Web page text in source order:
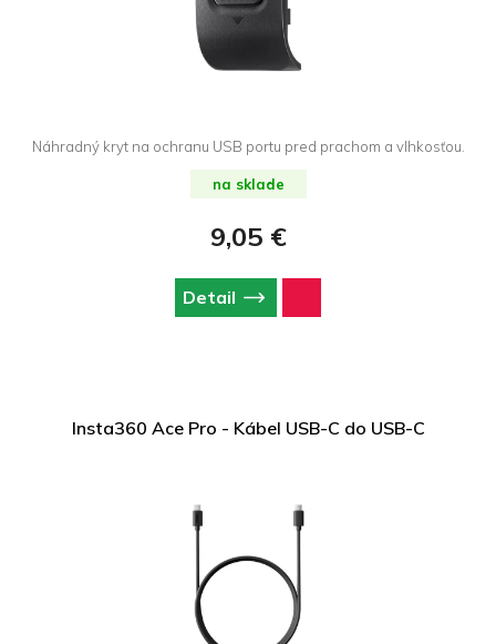
Náhradný kryt na ochranu USB portu pred prachom a vlhkosťou.
na sklade
9,05 €
Detail
Insta360 Ace Pro - Kábel USB-C do USB-C